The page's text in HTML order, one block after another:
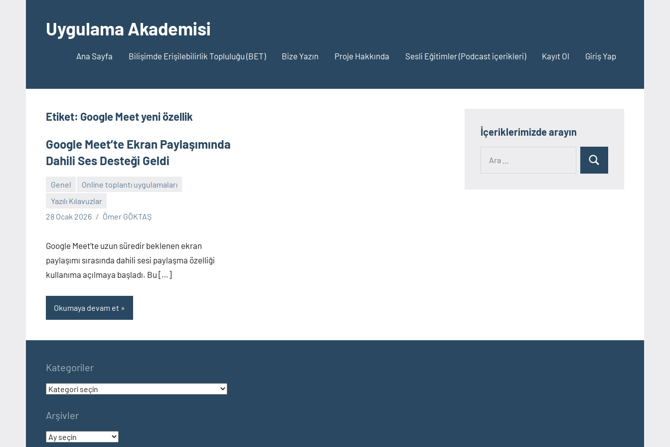
Uygulama Akademisi
Ana Sayfa Bilişimde Erişilebilirlik Topluluğu (BET) Bize Yazın Proje Hakkında Sesli Eğitimler (Podcast içerikleri) Kayıt Ol Giriş Yap
Etiket: Google Meet yeni özellik
Google Meet’te Ekran Paylaşımında
Dahili Ses Desteği Geldi
Genel
Online toplantı uygulamaları
Yazılı Kılavuzlar
28 Ocak 2026
Ömer GÖKTAŞ
Yorum
yapılmamış
Google Meet’te uzun süredir beklenen ekran
paylaşımı sırasında dahili sesi paylaşma özelliği
kullanıma açılmaya başladı. Bu […]
Okumaya devam et
İçeriklerimizde arayın
Ara
Kategoriler
Kategoriler
Arşivler
Arşivler